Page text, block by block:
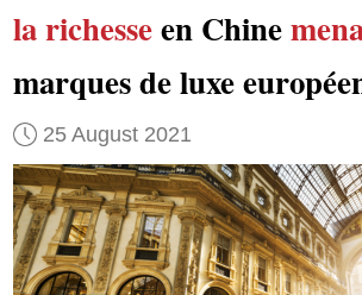
la richesseen Chine
marques de luxe
25 August 2021